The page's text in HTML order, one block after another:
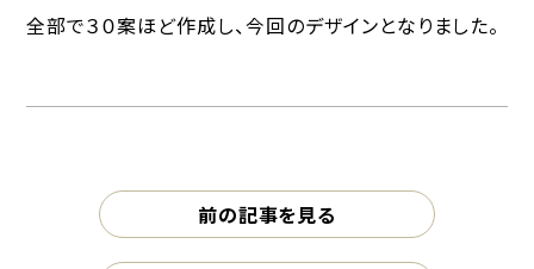
全部で３０案ほど作成し、今回のデザインとなりました。
前の記事を見る